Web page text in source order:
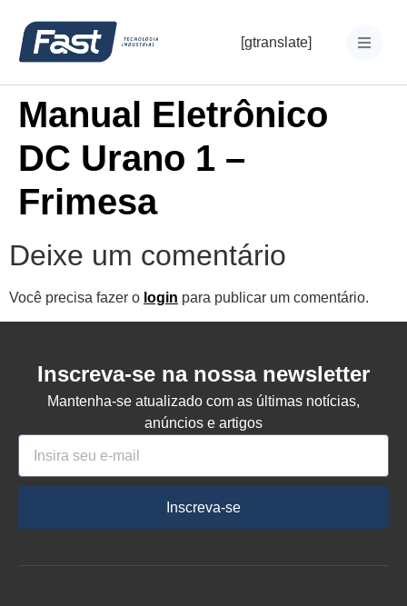
[gtranslate]
Manual Eletrônico
DC Urano 1 –
Frimesa
Deixe um comentário
Você precisa fazer o login para publicar um comentário.
Inscreva-se na nossa newsletter
Mantenha-se atualizado com as últimas notícias,
anúncios e artigos
Inscreva-se